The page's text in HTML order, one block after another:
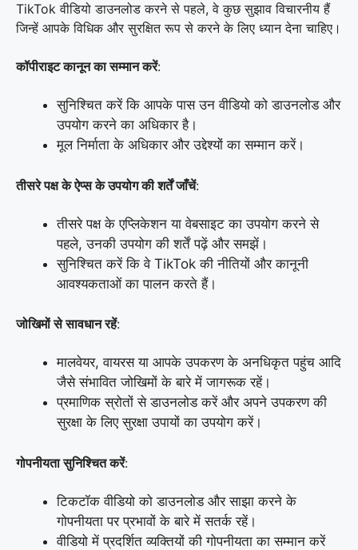
TikTok वीडियो डाउनलोड करने से पहले, वे कुछ सुझाव विचारनीय हैं
जिन्हें आपके विधिक और सुरक्षित रूप से करने के लिए ध्यान देना चाहिए।
कॉपीराइट कानून का सम्मान करें:
सुनिश्चित करें कि आपके पास उन वीडियो को डाउनलोड और
उपयोग करने का अधिकार है।
मूल निर्माता के अधिकार और उद्देश्यों का सम्मान करें।
तीसरे पक्ष के ऐप्स के उपयोग की शर्तें जाँचें:
तीसरे पक्ष के एप्लिकेशन या वेबसाइट का उपयोग करने से
पहले, उनकी उपयोग की शर्तें पढ़ें और समझें।
सुनिश्चित करें कि वे TikTok की नीतियों और कानूनी
आवश्यकताओं का पालन करते हैं।
जोखिमों से सावधान रहें:
मालवेयर, वायरस या आपके उपकरण के अनधिकृत पहुंच आदि
जैसे संभावित जोखिमों के बारे में जागरूक रहें।
प्रमाणिक स्रोतों से डाउनलोड करें और अपने उपकरण की
सुरक्षा के लिए सुरक्षा उपायों का उपयोग करें।
गोपनीयता सुनिश्चित करें:
टिकटॉक वीडियो को डाउनलोड और साझा करने के
गोपनीयता पर प्रभावों के बारे में सतर्क रहें।
वीडियो में प्रदर्शित व्यक्तियों की गोपनीयता का सम्मान करें